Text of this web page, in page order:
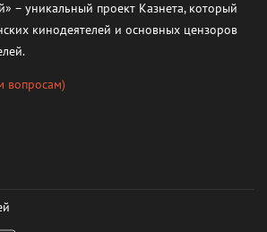
– уникальный проект Казнета, который
кинодеятелей и основных цензоров
вопросам)